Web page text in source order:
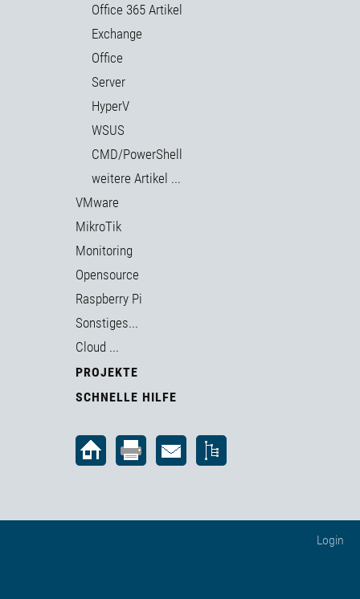
Office 365 Artikel
Exchange
Office
Server
HyperV
WSUS
CMD/PowerShell
weitere Artikel ...
VMware
MikroTik
Monitoring
Opensource
Raspberry Pi
Sonstiges...
Cloud ...
PROJEKTE
SCHNELLE HILFE
Login